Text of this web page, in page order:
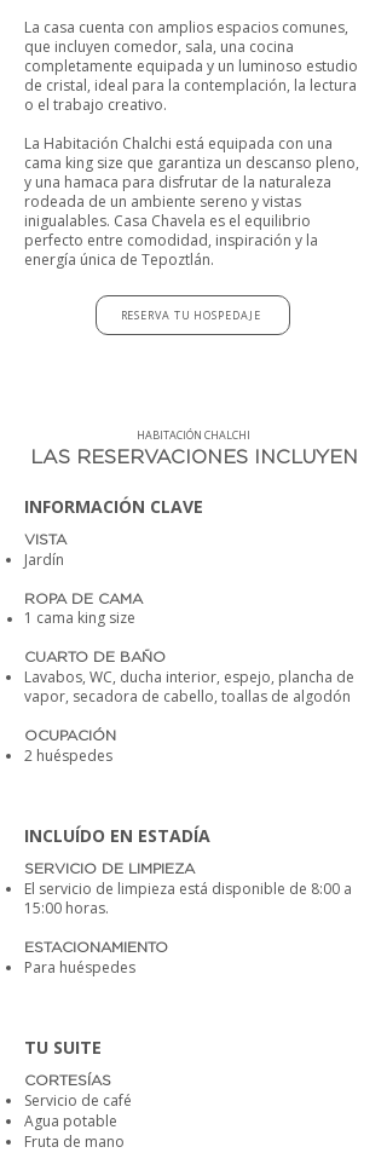
La casa cuenta con amplios espacios comunes,
que incluyen comedor, sala, una cocina
completamente equipada y un luminoso estudio
de cristal, ideal para la contemplación, la lectura
o el trabajo creativo.
La Habitación Chalchi está equipada con una
cama king size que garantiza un descanso pleno,
y una hamaca para disfrutar de la naturaleza
rodeada de un ambiente sereno y vistas
inigualables. Casa Chavela es el equilibrio
perfecto entre comodidad, inspiración y la
energía única de Tepoztlán.
RESERVA TU HOSPEDAJE
HABITACIÓN CHALCHI
LAS RESERVACIONES INCLUYEN
INFORMACIÓN CLAVE
VISTA
Jardín
ROPA DE CAMA
1 cama king size
CUARTO DE BAÑO
Lavabos, WC, ducha interior, espejo, plancha de
vapor, secadora de cabello, toallas de algodón
OCUPACIÓN
2 huéspedes
INCLUÍDO EN ESTADÍA
SERVICIO DE LIMPIEZA
El servicio de limpieza está disponible de 8:00 a
15:00 horas.
ESTACIONAMIENTO
Para huéspedes
TU SUITE
CORTESÍAS
Servicio de café
Agua potable
Fruta de mano